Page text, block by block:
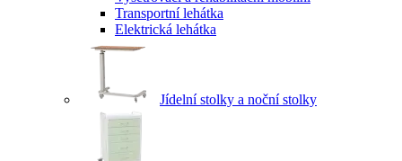
Transportní lehátka
Elektrická lehátka
Jídelní stolky a noční stolky